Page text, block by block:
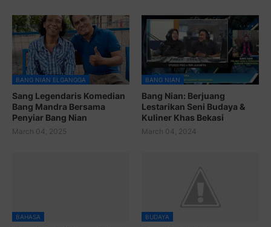
BANG NIAN ELGANGGA
Sang Legendaris Komedian
Bang Mandra Bersama
Penyiar Bang Nian
March 04, 2025
BANG NIAN
Bang Nian: Berjuang
Lestarikan Seni Budaya &
Kuliner Khas Bekasi
March 04, 2024
BAHASA BUDAYA